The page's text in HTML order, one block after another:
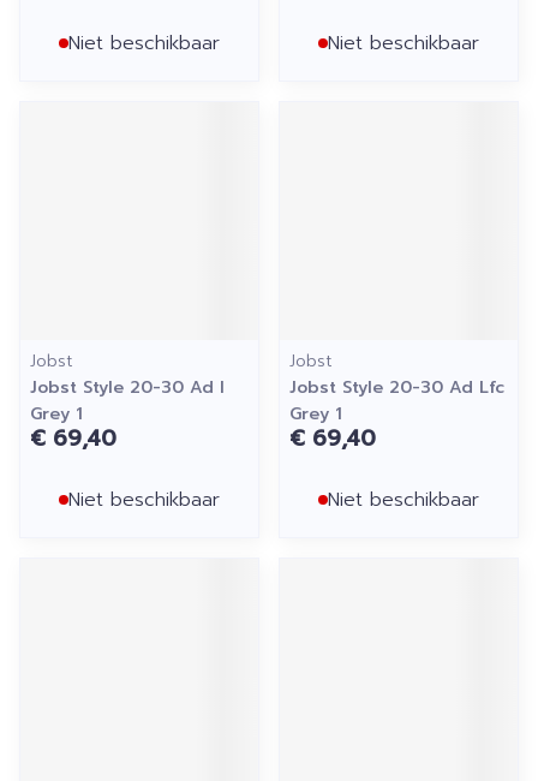
Niet beschikbaar Niet beschikbaar
Jobst
Jobst Style 20-30 Ad l
Grey 1
€ 69,40
Niet beschikbaar
Jobst
Jobst Style 20-30 Ad Lfc
Grey 1
€ 69,40
Niet beschikbaar